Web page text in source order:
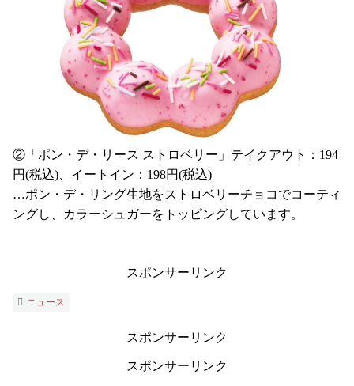
②「ポン・デ・リース ストロベリー」テイクアウト：194
円(税込)、イートイン：198円(税込)
…ポン・デ・リング生地をストロベリーチョコでコーティ
ングし、カラーシュガーをトッピングしています。
スポンサーリンク
ニュース
スポンサーリンク
スポンサーリンク